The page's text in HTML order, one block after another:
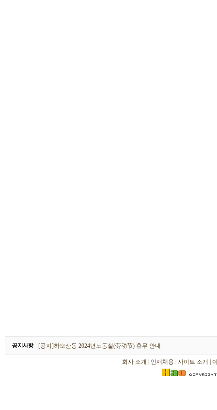
하오산동 2026년 설날(春节) 휴무 안내
[공지]하오산동 2024년노동절(劳动节) 휴무 안내
[공지]하오산동 2024년 설날(春节) 휴무 안내
회사 소개 인재채용 사이트 소개